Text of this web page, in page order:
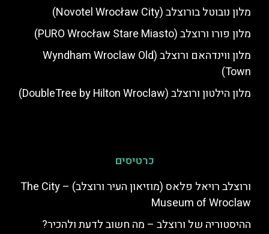
מלון נובוטל בורוצלב (Novotel Wrocław City)
מלון פורו ורוצלב (PURO Wrocław Stare Miasto)
מלון ווינדהאם ורוצלב (Wyndham Wroclaw Old
Town)
מלון הילטון ורוצלב (DoubleTree by Hilton Wroclaw)
כרטיסים
ורוצלב רויאל פלאס (מוזיאון העיר ורוצלב) – The City
Museum of Wroclaw
ההיסטוריה של ורוצלב – מה חשוב לדעת ולהכיר?